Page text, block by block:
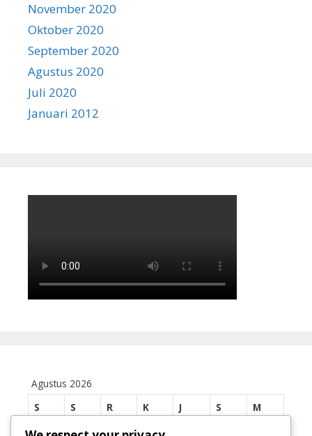
November 2020
Oktober 2020
September 2020
Agustus 2020
Juli 2020
Januari 2012
Agustus 2026
S
S R K J S
M